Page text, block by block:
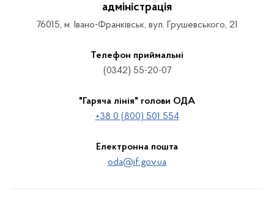
адміністрація
76015, м. Івано-Франківськ, вул. Грушевського, 21
Телефон приймальні
(0342) 55-20-07
"Гаряча лінія" голови ОДА
+38 0 (800) 501 554
Електронна пошта
oda@if.gov.ua